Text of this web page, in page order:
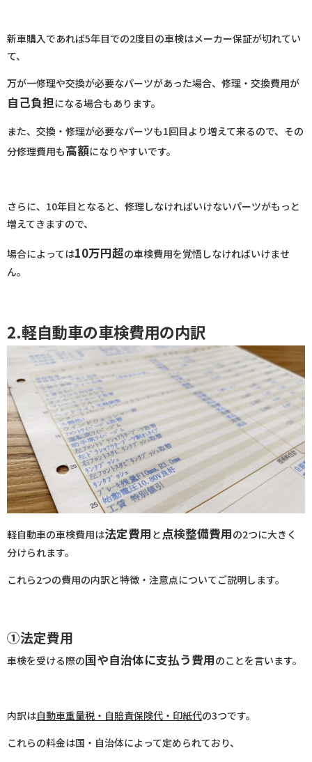
新車購入であれば5年目での2度目の車検はメーカー保証が切れてい
て、
万が一修理や交換が必要なパーツがあった場合、修理・交換費用が
自己負担になる場合もあります。
また、交換・修理が必要なパーツも1回目より増えて来るので、その
分修理費用も高額になりやすいです。
さらに、10年目となると、修理しなければいけないパーツがもっと
増えてきますので、
場合によっては10万円超の車検費用を覚悟しなければいけませ
ん。
2.軽自動車の車検費用の内訳
軽自動車の車検費用は法定費用 と 点検整備費用の2つに大きく
分けられます。
これら2つの費用の内訳と特徴・注意点についてご説明します。
①法定費用
車検を受ける際の国や自治体に支払う費用のことを言います。
内訳は自動車重量税・自賠責保険代・印紙代の3つです。
これらの料金は国・自治体によって定められており、